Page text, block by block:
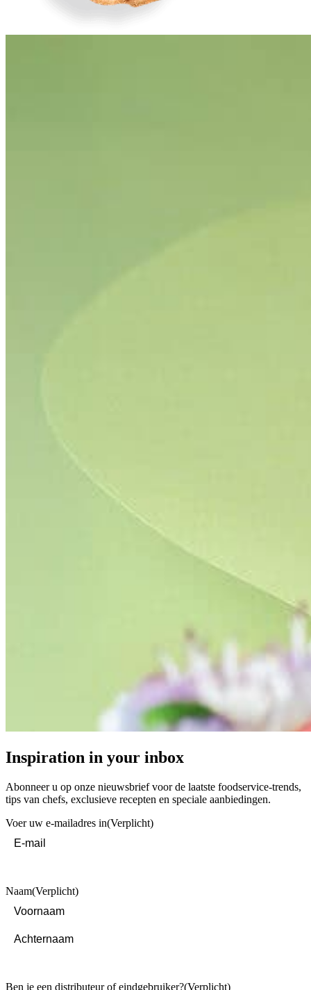
Inspiration in your inbox
Abonneer u op onze nieuwsbrief voor de laatste foodservice-trends,
tips van chefs, exclusieve recepten en speciale aanbiedingen.
Voer uw e-mailadres in(Verplicht)
Naam(Verplicht)
Ben je een distributeur of eindgebruiker?(Verplicht)